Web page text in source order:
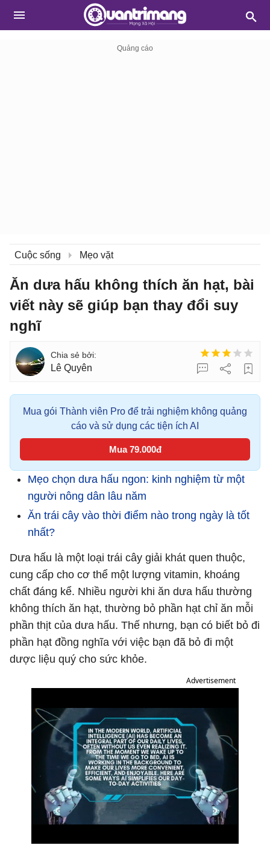
Cuộc sống Mẹo vặt
Ăn dưa hấu không thích ăn hạt, bài
viết này sẽ giúp bạn thay đổi suy
nghĩ
Lê Quyên
Mua gói Thành viên Pro để trải nghiệm không quảng
cáo và sử dụng các tiện ích AI
Mua 79.000đ
Mẹo chọn dưa hấu ngon: kinh nghiệm từ một
người nông dân lâu năm
Ăn trái cây vào thời điểm nào trong ngày là tốt
nhất?
Dưa hấu là một loại trái cây giải khát quen thuộc,
cung cấp cho cơ thể một lượng vitamin, khoáng
chất đáng kể. Nhiều người khi ăn dưa hấu thường
không thích ăn hạt, thường bỏ phần hạt chỉ ăn mỗi
phần thịt của dưa hấu. Thế nhưng, bạn có biết bỏ đi
phần hạt đồng nghĩa với việc bạn đã bỏ đi một
dược liệu quý cho sức khỏe.
Advertisement